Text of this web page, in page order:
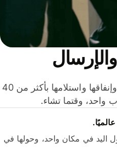
وفّر المال عند إرسال الأموال وإنفاقها واستلامها بأكثر من 40
وقتما تشاء.
اليد في مكان واحد، وحولها في